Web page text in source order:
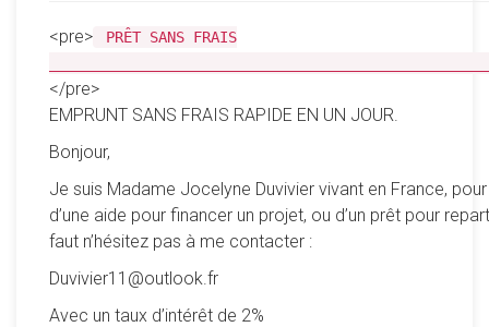
<pre>
PRÊT SANS FRAIS
</pre>
EMPRUNT SANS FRAIS RAPIDE EN UN JOUR.
Bonjour,
Je suis Madame Jocelyne Duvivier vivant en France,
d’une aide pour financer un projet, ou d’un prêt pour
faut n’hésitez pas à me contacter :
Duvivier11@outlook.fr
Avec un taux d’intérêt de 2%